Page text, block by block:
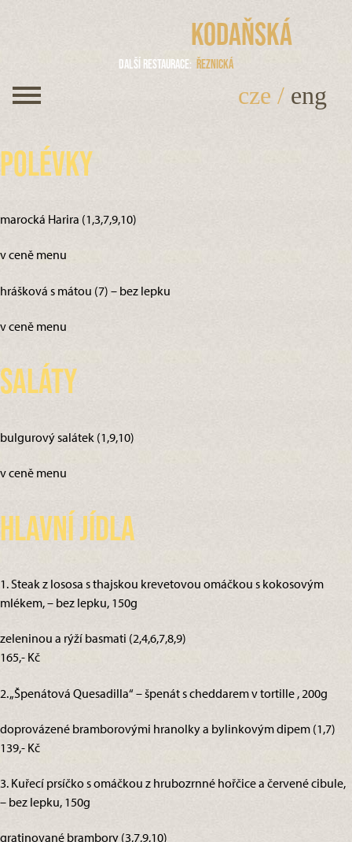
Kodaňská
Další restaurace Řeznická
cze / eng
Polévky
marocká Harira (1,3,7,9,10)
v ceně menu
hrášková s mátou (7) – bez lepku
v ceně menu
Saláty
bulgurový salátek (1,9,10)
v ceně menu
Hlavní jídla
1. Steak z lososa s thajskou krevetovou omáčkou s kokosovým
mlékem, – bez lepku, 150g
zeleninou a rýží basmati (2,4,6,7,8,9)
165,- Kč
2. „Špenátová Quesadilla“ – špenát s cheddarem v tortille , 200g
doprovázené bramborovými hranolky a bylinkovým dipem (1,7)
139,- Kč
3. Kuřecí prsíčko s omáčkou z hrubozrnné hořčice a červené cibule,
– bez lepku, 150g
gratinované brambory (3,7,9,10)